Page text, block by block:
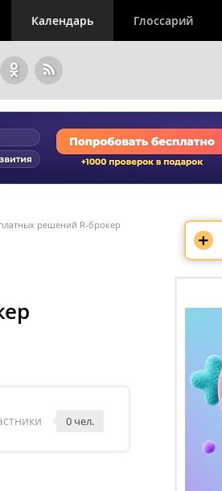
Календарь Глоссарий
решений R-брокер
0 чел.
+